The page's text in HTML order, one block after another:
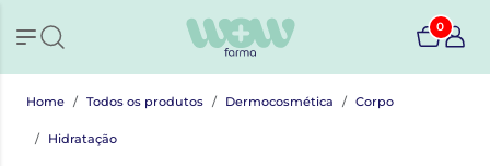
0
Home Todos os produtos Dermocosmética Corpo
Hidratação